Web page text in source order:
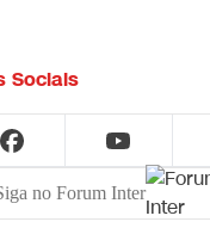
Sociais
no Forum Inter